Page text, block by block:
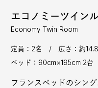
エコノミーツイン
Economy Twin Room
定員：2名 / 広さ：約
ベッド：90cm×195cm 2台
フランスベッドのシン